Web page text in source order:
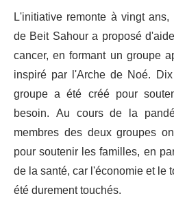
L'initiative remonte à vingt
de Beit Sahour a proposé
cancer, en formant un groupe
inspiré par l'Arche de Noé.
groupe a été créé pour
besoin. Au cours de la
membres des deux groupes
pour soutenir les familles, en
de la santé, car l'économie et le
été durement touchés.